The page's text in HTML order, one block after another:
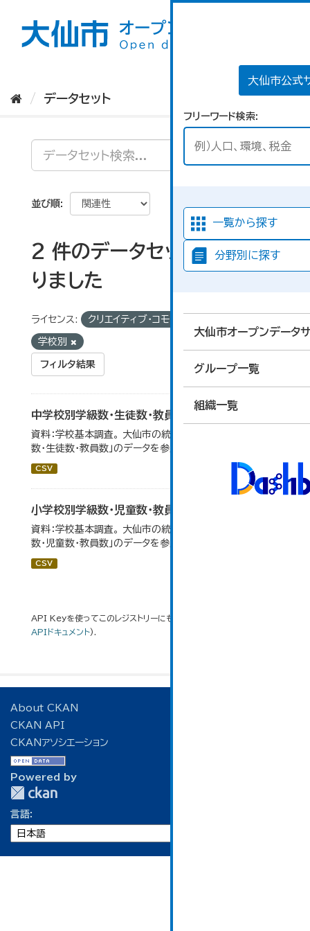
大仙市公式
フリーワード検索
一覧から探す
分野別に探す
大仙市オープンデータ
グループ一覧
組織一覧
データセット
並び順
2 件のデータセットが見つか
りました
ライセンス: クリエイティブ・コモンズ 表示
学校別
フィルタ結果
中学校別学級数・生徒数・教員数
資料：学校基本調査。 大仙市の統計「14-6 中学校別学級
数・生徒数・教員数」のデータを参照しています。
CSV
小学校別学級数・児童数・教員数
資料：学校基本調査。 大仙市の統計「14-4 小学校別学級
数・児童数・教員数」のデータを参照しています。
CSV
API Keyを使ってこのレジストリーにもアクセス可能です
APIドキュメント).
About CKAN
CKAN API
CKANアソシエーション
Powered by
言語